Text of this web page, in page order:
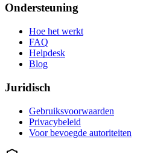
Ondersteuning
Hoe het werkt
FAQ
Helpdesk
Blog
Juridisch
Gebruiksvoorwaarden
Privacybeleid
Voor bevoegde autoriteiten